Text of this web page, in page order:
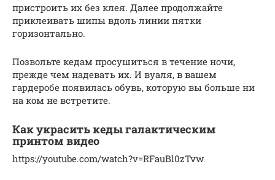
пристроить их без клея. Далее продолжайте
приклеивать шипы вдоль линии пятки
горизонтально.
Позвольте кедам просушиться в течение ночи,
прежде чем надевать их. И вуаля, в вашем
гардеробе появилась обувь, которую вы больше ни
на ком не встретите.
Как украсить кеды галактическим
принтом видео
https://youtube.com/watch?v=RFauBl0zTvw